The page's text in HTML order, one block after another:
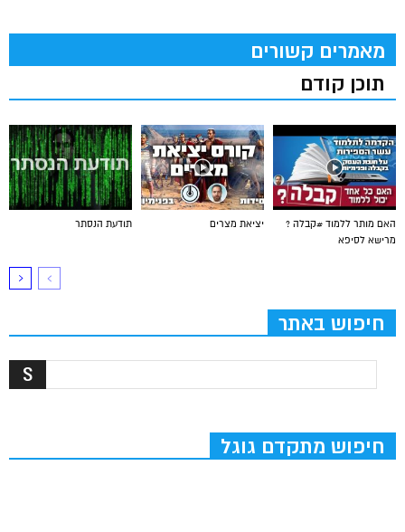
מאמרים קשורים
תוכן קודם
תודעת הנסתר יציאת מצרים
האם מותר ללמוד #קבלה ?
מרישא לסיפא
חיפוש באתר
חיפוש מתקדם גוגל